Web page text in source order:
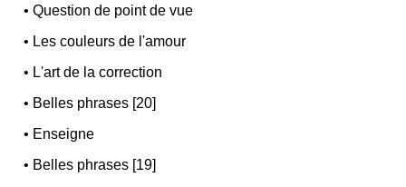
•Question de point de vue
• Les couleurs de l'amour
• L'art de la correction
• Belles phrases [20]
• Enseigne
• Belles phrases [19]